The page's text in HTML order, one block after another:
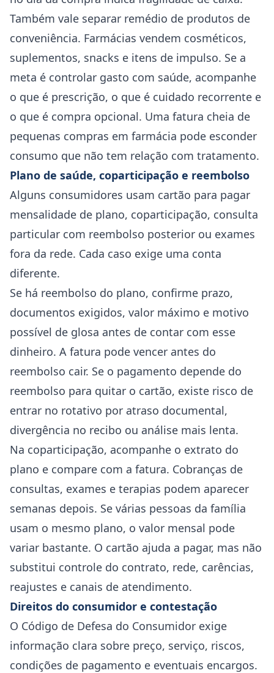
Também vale separar remédio de produtos de
conveniência. Farmácias vendem cosméticos,
suplementos, snacks e itens de impulso. Se a
meta é controlar gasto com saúde, acompanhe
o que é prescrição, o que é cuidado recorrente e
o que é compra opcional. Uma fatura cheia de
pequenas compras em farmácia pode esconder
consumo que não tem relação com tratamento.
Plano de saúde, coparticipação e reembolso
Alguns consumidores usam cartão para pagar
mensalidade de plano, coparticipação, consulta
particular com reembolso posterior ou exames
fora da rede. Cada caso exige uma conta
diferente.
Se há reembolso do plano, confirme prazo,
documentos exigidos, valor máximo e motivo
possível de glosa antes de contar com esse
dinheiro. A fatura pode vencer antes do
reembolso cair. Se o pagamento depende do
reembolso para quitar o cartão, existe risco de
entrar no rotativo por atraso documental,
divergência no recibo ou análise mais lenta.
Na coparticipação, acompanhe o extrato do
plano e compare com a fatura. Cobranças de
consultas, exames e terapias podem aparecer
semanas depois. Se várias pessoas da família
usam o mesmo plano, o valor mensal pode
variar bastante. O cartão ajuda a pagar, mas não
substitui controle do contrato, rede, carências,
reajustes e canais de atendimento.
Direitos do consumidor e contestação
O Código de Defesa do Consumidor exige
informação clara sobre preço, serviço, riscos,
condições de pagamento e eventuais encargos.